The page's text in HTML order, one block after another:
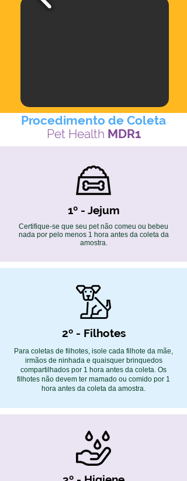
Procedimento de Coleta
Pet Health MDR1
1º - Jejum
Certifique-se que seu pet não comeu ou bebeu
nada por pelo menos 1 hora antes da coleta da
amostra.
2º - Filhotes
Para coletas de filhotes, isole cada filhote da mãe,
irmãos de ninhada e quaisquer brinquedos
compartilhados por 1 hora antes da coleta. Os
filhotes não devem ter mamado ou comido por 1
hora antes da coleta da amostra.